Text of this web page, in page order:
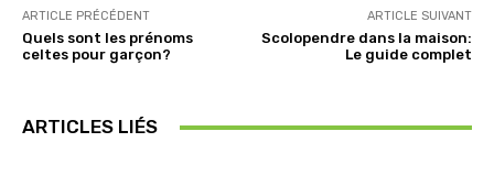
ARTICLE PRÉCÉDENT
Quels sont les prénoms
celtes pour garçon?
ARTICLE SUIVANT
Scolopendre dans la maison:
Le guide complet
ARTICLES LIÉS